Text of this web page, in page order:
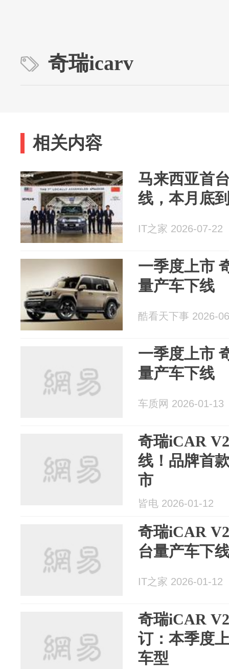
奇瑞icarv
相关内容
马来西亚首
线，本月底
IT之家 2026-07-22
一季度上市
量产车下线
酷看天下事 2026-
一季度上市
量产车下线
车质网 2026-01-13
奇瑞iCAR
线！品牌首
市
皆电 2026-01-12
奇瑞iCAR
台量产车下
IT之家 2026-01-12
奇瑞iCAR
订：本季度
车型